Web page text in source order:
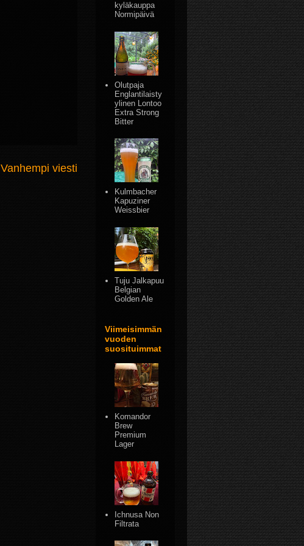
Vanhempi viesti
kyläkauppa
Normipäivä
Olutpaja
Englantilaisty
ylinen Lontoo
Extra Strong
Bitter
Kulmbacher
Kapuziner
Weissbier
Tuju Jalkapuu
Belgian
Golden Ale
Viimeisimmän
vuoden
suosituimmat
Komandor
Brew
Premium
Lager
Ichnusa Non
Filtrata